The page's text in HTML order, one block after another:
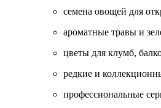
семена овощей для
ароматные травы и
цветы для клумб,
редкие и
профессиональные